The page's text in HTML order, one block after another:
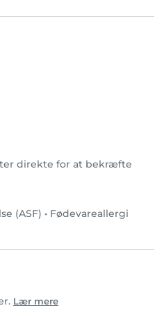
direkte for at bekræfte
(ASF) • Fødevareallergi
Lær mere